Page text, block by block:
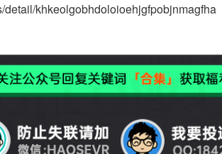
detail/khkeolgobhdoloioehjgfpobjnmagfha